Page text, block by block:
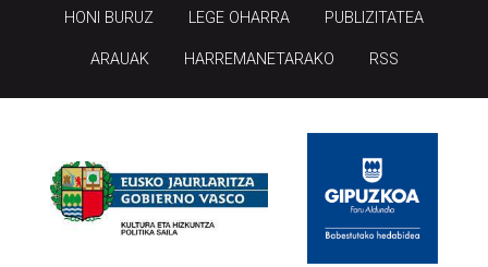
HONI BURUZ LEGE OHARRA PUBLIZITATEA
ARAUAK HARREMANETARAKO RSS